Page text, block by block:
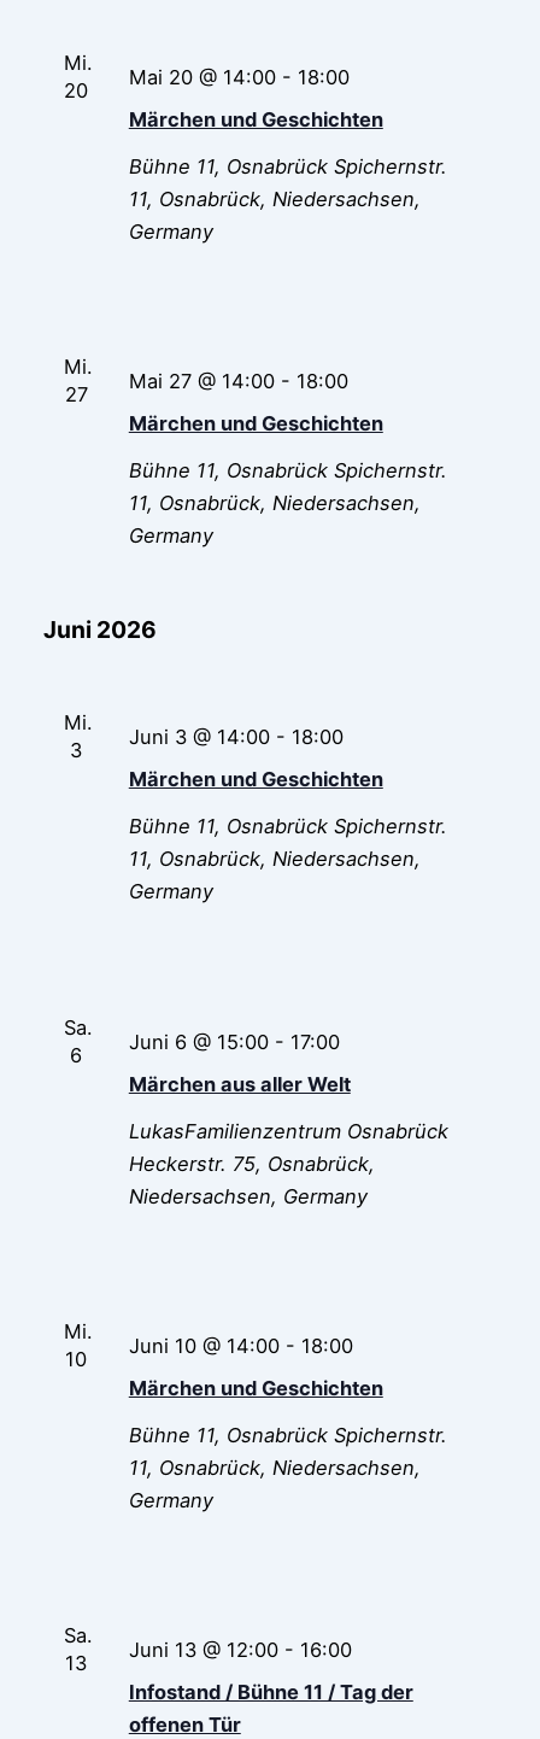
Mi.
20
Märchen und Geschichten
Mai 20 @ 14:00- 18:00
Bühne 11, Osnabrück Spichernstr.
11, Osnabrück, Niedersachsen,
Germany
Mi.
27
Märchen und Geschichten
Mai 27 @ 14:00- 18:00
Bühne 11, Osnabrück Spichernstr.
11, Osnabrück, Niedersachsen,
Germany
Juni 2026
Mi.
3
Märchen und Geschichten
Juni 3 @ 14:00- 18:00
Bühne 11, Osnabrück Spichernstr.
11, Osnabrück, Niedersachsen,
Germany
Sa.
6
Märchen aus aller Welt
Juni 6 @ 15:00- 17:00
LukasFamilienzentrum Osnabrück
Heckerstr. 75, Osnabrück,
Niedersachsen, Germany
Mi.
10
Märchen und Geschichten
Juni 10 @ 14:00- 18:00
Bühne 11, Osnabrück Spichernstr.
11, Osnabrück, Niedersachsen,
Germany
Sa.
13
Infostand / Bühne 11 / Tag der
offenen Tür
Juni 13 @ 12:00- 16:00